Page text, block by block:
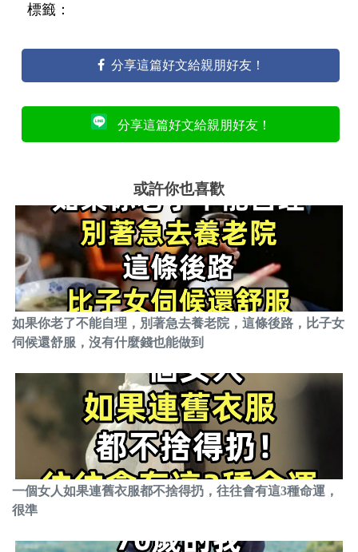
標籤：
分享這篇好文給親朋好友！
分享這篇好文給親朋好友！
或許你也喜歡
如果你老了不能自理，別著急去養老院，這條後路，比子女
伺候還舒服，沒有什麼錢也能做到
一個女人如果連舊衣服都不捨得扔，往往會有這3種命運，
很準